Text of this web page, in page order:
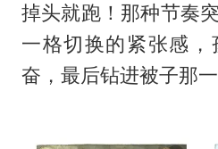
掉头就跑！那种节奏
一格切换的紧张感
奋，最后钻进被子那